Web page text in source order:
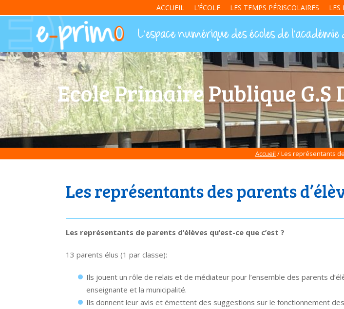
ACCUEIL L’ÉCOLE LES TEMPS PÉRISCOLAIRES LES
Ecole Primaire Publique G.S
Accueil / Les représentants
Les représentants des parents
Les représentants de parents d’élèves qu’est-ce que c’est ?
13 parents élus (1 par classe):
Ils jouent un rôle de relais et de médiateur pour l’ensemble des parents
enseignante et la municipalité.
Ils donnent leur avis et émettent des suggestions sur le fonctionnement